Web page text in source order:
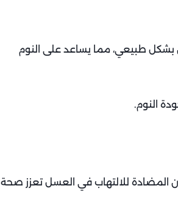
بشكل طبيعي، مما يساعد على النوم
النوم.
المضادة للالتهاب في العسل تعزز صحة